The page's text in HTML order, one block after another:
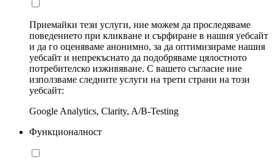
Приемайки тези услуги, ние можем да проследяваме
поведението при кликване и сърфиране в нашия уебсайт
и да го оценяваме анонимно, за да оптимизираме нашия
уебсайт и непрекъснато да подобряваме цялостното
потребителско изживяване. С вашето съгласие ние
използваме следните услуги на трети страни на този
уебсайт:
Google Analytics, Clarity, A/B-Testing
Функционалност